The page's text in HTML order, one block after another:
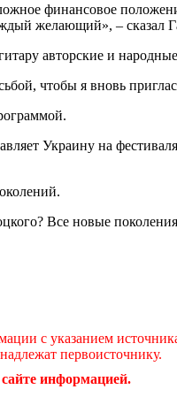
финансовое
желающий», – сказал
авторские и
чтобы я вновь
Украину на
Все новые
с указанием
первоисточнику.
информацией.